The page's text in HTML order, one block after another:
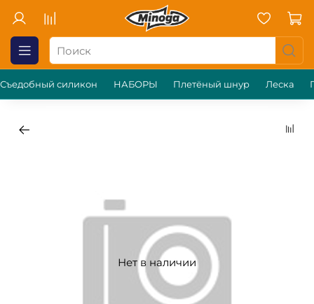
Съедобный силикон НАБОРЫ Плетёный шнур Леска
Нет в наличии